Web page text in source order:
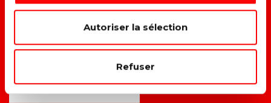
Autoriser la sélection
Refuser
→ Donner une vraie place à chacun dans la société.